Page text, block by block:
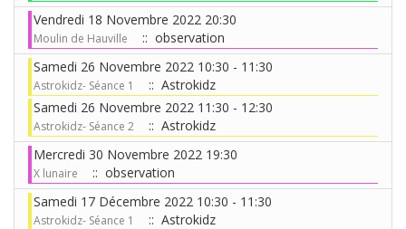
Vendredi 18 Novembre 2022 20:30
Moulin de Hauville
:: observation
Samedi 26 Novembre 2022 10:30 - 11:30
Astrokidz- Séance 1
:: Astrokidz
Samedi 26 Novembre 2022 11:30 - 12:30
Astrokidz- Séance 2
:: Astrokidz
Mercredi 30 Novembre 2022 19:30
X lunaire
:: observation
Samedi 17 Décembre 2022 10:30 - 11:30
Astrokidz- Séance 1
:: Astrokidz